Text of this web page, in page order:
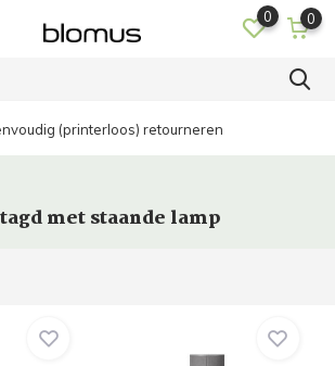
0 0
(printerloos) retourneren
met staande lamp